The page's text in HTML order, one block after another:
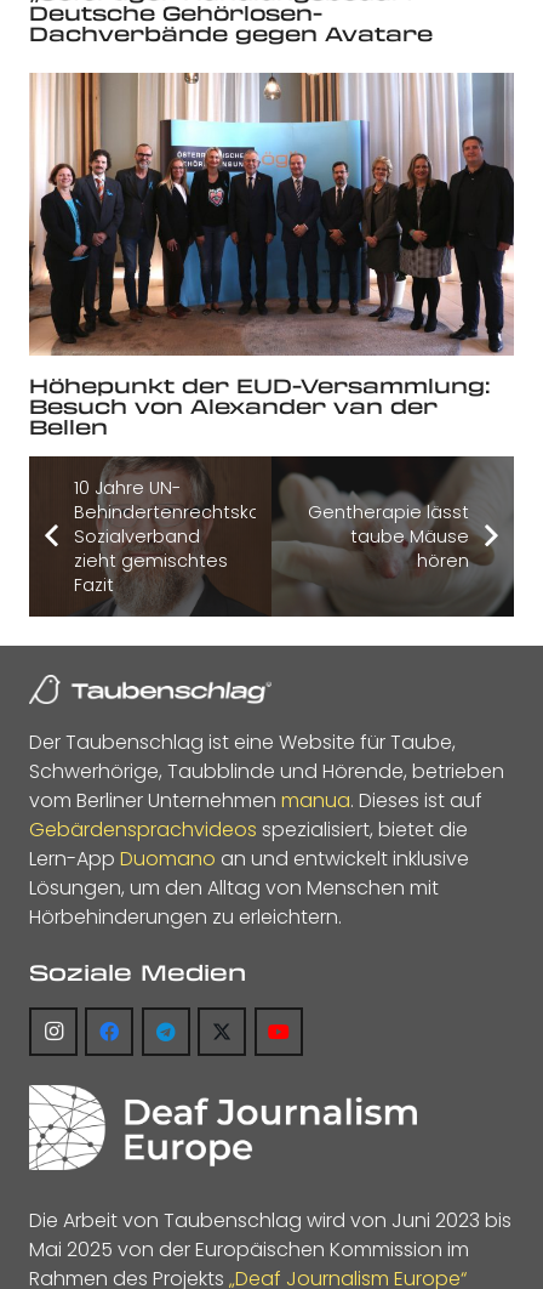
Deutsche Gehörlosen-
Dachverbände gegen Avatare
Höhepunkt der EUD-Versammlung:
Besuch von Alexander van der
Bellen
10 Jahre UN-
Behindertenrechtskonvention:
Sozialverband
zieht gemischtes
Fazit
Gentherapie lässt
taube Mäuse
hören
Der Taubenschlag ist eine Website für Taube,
Schwerhörige, Taubblinde und Hörende, betrieben
vom Berliner Unternehmen manua. Dieses ist auf
Gebärdensprachvideos spezialisiert, bietet die
Lern-App Duomano an und entwickelt inklusive
Lösungen, um den Alltag von Menschen mit
Hörbehinderungen zu erleichtern.
Soziale Medien
Die Arbeit von Taubenschlag wird von Juni 2023 bis
Mai 2025 von der Europäischen Kommission im
Rahmen des Projekts „Deaf Journalism Europe“